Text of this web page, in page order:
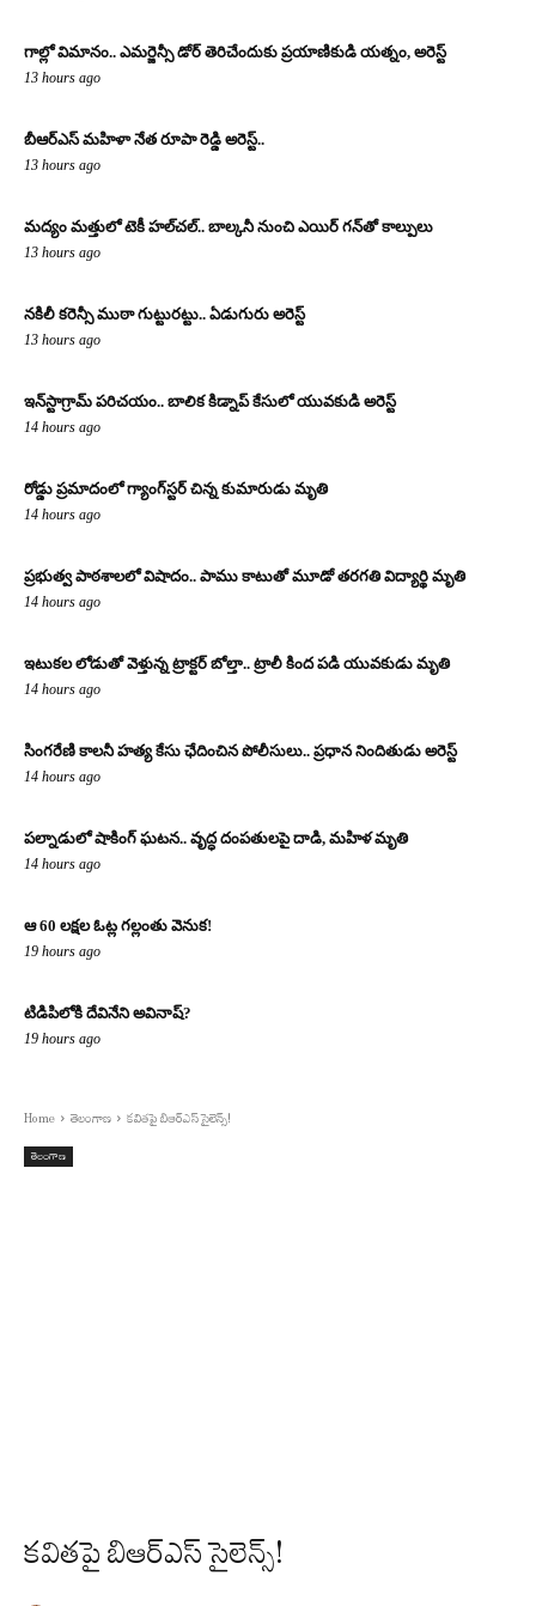
గాల్లో విమానం.. ఎమర్జెన్సీ డోర్ తెరిచేందుకు ప్రయాణికుడి యత్నం, అరెస్ట్
13 hours ago
బీఆర్ఎస్ మహిళా నేత రూపా రెడ్డి అరెస్ట్..
13 hours ago
మద్యం మత్తులో టెకీ హల్‌చల్.. బాల్కనీ నుంచి ఎయిర్ గన్‌తో కాల్పులు
13 hours ago
నకిలీ కరెన్సీ ముఠా గుట్టురట్టు.. ఏడుగురు అరెస్ట్
13 hours ago
ఇన్‌స్టాగ్రామ్ పరిచయం.. బాలిక కిడ్నాప్ కేసులో యువకుడి అరెస్ట్
14 hours ago
రోడ్డు ప్రమాదంలో గ్యాంగ్‌స్టర్ చిన్న కుమారుడు మృతి
14 hours ago
ప్రభుత్వ పాఠశాలలో విషాదం.. పాము కాటుతో మూడో తరగతి విద్యార్థి మృతి
14 hours ago
ఇటుకల లోడుతో వెళ్తున్న ట్రాక్టర్ బోల్తా.. ట్రాలీ కింద పడి యువకుడు మృతి
14 hours ago
సింగరేణి కాలనీ హత్య కేసు ఛేదించిన పోలీసులు.. ప్రధాన నిందితుడు అరెస్ట్
14 hours ago
పల్నాడులో షాకింగ్ ఘటన.. వృద్ధ దంపతులపై దాడి, మహిళ మృతి
14 hours ago
ఆ 60 లక్షల ఓట్ల గల్లంతు వెనుక!
19 hours ago
టిడిపిలోకి దేవినేని అవినాష్?
19 hours ago